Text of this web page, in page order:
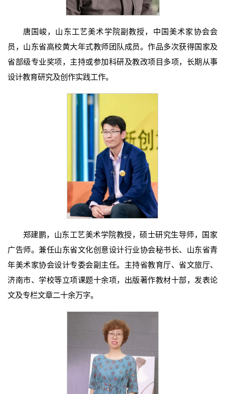
唐国峻，山东工艺美术学院副教授，中国美术家协会会
员，山东省高校黄大年式教师团队成员。作品多次获得国家及
省部级专业奖项，主持或参加科研及教改项目多项，长期从事
设计教育研究及创作实践工作。
郑建鹏，山东工艺美术学院教授，硕士研究生导师，国家
广告师。兼任山东省文化创意设计行业协会秘书长、山东省青
年美术家协会设计专委会副主任。主持省教育厅、省文旅厅、
济南市、学校等立项课题十余项，出版著作教材十部，发表论
文及专栏文章二十余万字。